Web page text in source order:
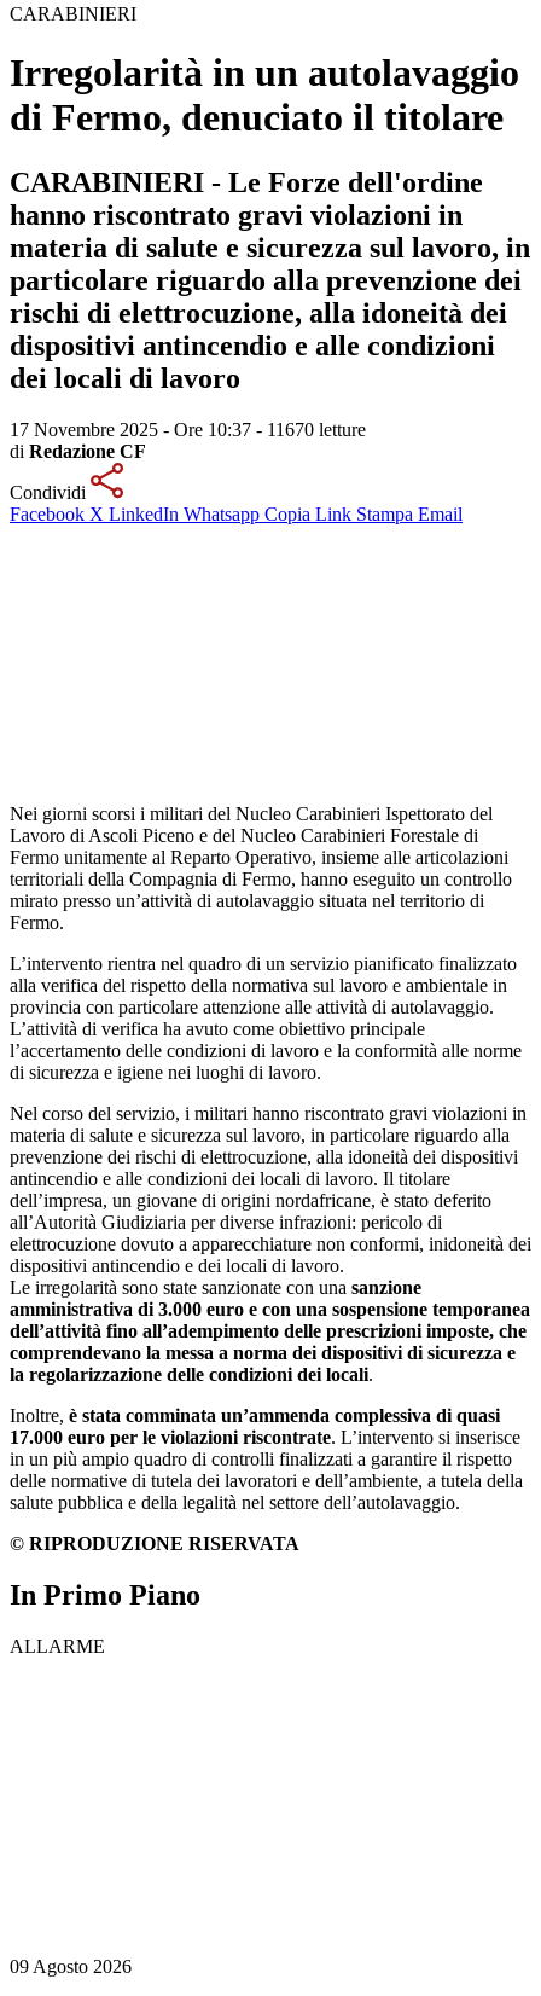
CARABINIERI
Irregolarità in un autolavaggio
di Fermo, denuciato il titolare
CARABINIERI - Le Forze dell'ordine
hanno riscontrato gravi violazioni in
materia di salute e sicurezza sul lavoro, in
particolare riguardo alla prevenzione dei
rischi di elettrocuzione, alla idoneità dei
dispositivi antincendio e alle condizioni
dei locali di lavoro
17 Novembre 2025 - Ore 10:37 - 11670 letture
di Redazione CF
Condividi
Facebook X LinkedIn Whatsapp Copia Link Stampa Email
Nei giorni scorsi i militari del Nucleo Carabinieri Ispettorato del
Lavoro di Ascoli Piceno e del Nucleo Carabinieri Forestale di
Fermo unitamente al Reparto Operativo, insieme alle articolazioni
territoriali della Compagnia di Fermo, hanno eseguito un controllo
mirato presso un’attività di autolavaggio situata nel territorio di
Fermo.
L’intervento rientra nel quadro di un servizio pianificato finalizzato
alla verifica del rispetto della normativa sul lavoro e ambientale in
provincia con particolare attenzione alle attività di autolavaggio.
L’attività di verifica ha avuto come obiettivo principale
l’accertamento delle condizioni di lavoro e la conformità alle norme
di sicurezza e igiene nei luoghi di lavoro.
Nel corso del servizio, i militari hanno riscontrato gravi violazioni in
materia di salute e sicurezza sul lavoro, in particolare riguardo alla
prevenzione dei rischi di elettrocuzione, alla idoneità dei dispositivi
antincendio e alle condizioni dei locali di lavoro. Il titolare
dell’impresa, un giovane di origini nordafricane, è stato deferito
all’Autorità Giudiziaria per diverse infrazioni: pericolo di
elettrocuzione dovuto a apparecchiature non conformi, inidoneità dei
dispositivi antincendio e dei locali di lavoro.
Le irregolarità sono state sanzionate con una sanzione
amministrativa di 3.000 euro e con una sospensione temporanea
dell’attività fino all’adempimento delle prescrizioni imposte, che
comprendevano la messa a norma dei dispositivi di sicurezza e
la regolarizzazione delle condizioni dei locali.
Inoltre, è stata comminata un’ammenda complessiva di quasi
17.000 euro per le violazioni riscontrate. L’intervento si inserisce
in un più ampio quadro di controlli finalizzati a garantire il rispetto
delle normative di tutela dei lavoratori e dell’ambiente, a tutela della
salute pubblica e della legalità nel settore dell’autolavaggio.
© RIPRODUZIONE RISERVATA
In Primo Piano
ALLARME
09 Agosto 2026